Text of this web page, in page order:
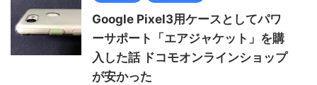
Google Pixel3用ケースとしてパワ
ーサポート「エアジャケット」を購
入した話 ドコモオンラインショップ
が安かった